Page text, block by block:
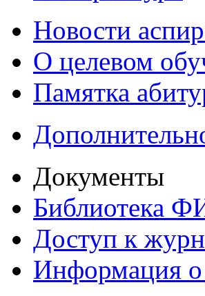
Новости
О целевом
Памятка
Документы
Библиотека
Доступ к
Информация